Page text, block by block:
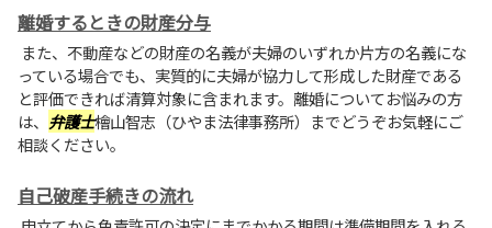
離婚するときの財産分与
また、不動産などの財産の名義が夫婦のいずれか片方の名義にな
っている場合でも、実質的に夫婦が協力して形成した財産である
と評価できれば清算対象に含まれます。離婚についてお悩みの方
は、 弁護士檜山智志（ひやま法律事務所）までどうぞお気軽にご
相談ください。
自己破産手続きの流れ